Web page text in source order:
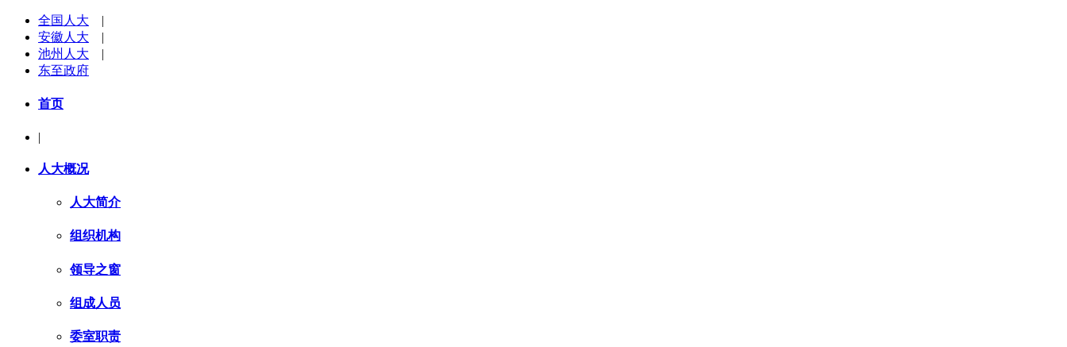
全国人大 |
安徽人大 |
池州人大 |
东至政府
首页
|
人大概况
人大简介
组织机构
领导之窗
组成人员
委室职责